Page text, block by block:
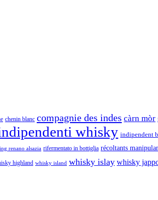
chenin blanc compagnie des indes càrn mòr
whisky indipendent
renano alsazia rifermentato in bottiglia récoltants
highland whisky island whisky islay whisky